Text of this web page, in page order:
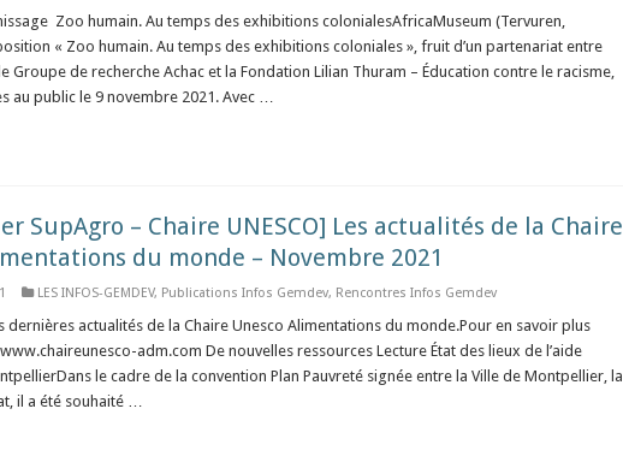
Zoo humain. Au temps des exhibitions colonialesAfricaMuseum (Tervuren,
« Zoo humain. Au temps des exhibitions coloniales », fruit d’un partenariat entre
Groupe de recherche Achac et la Fondation Lilian Thuram – Éducation contre le racisme,
au public le 9 novembre 2021. Avec …
SupAgro – Chaire UNESCO] Les actualités de la Chaire
du monde – Novembre 2021
LES INFOS-GEMDEV, Publications Infos Gemdev, Rencontres Infos Gemdev
dernières actualités de la Chaire Unesco Alimentations du monde.Pour en savoir plus
adm.com De nouvelles ressources Lecture État des lieux de l’aide
le cadre de la convention Plan Pauvreté signée entre la Ville de Montpellier, la
il a été souhaité …